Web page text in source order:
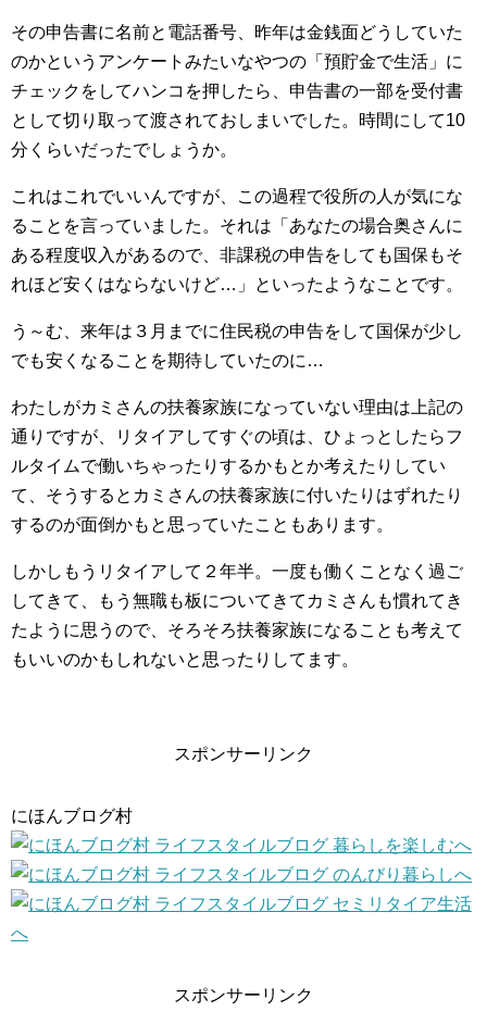
その申告書に名前と電話番号、昨年は金銭面どうしていた
のかというアンケートみたいなやつの「預貯金で生活」に
チェックをしてハンコを押したら、申告書の一部を受付書
として切り取って渡されておしまいでした。時間にして10
分くらいだったでしょうか。
これはこれでいいんですが、この過程で役所の人が気にな
ることを言っていました。それは「あなたの場合奥さんに
ある程度収入があるので、非課税の申告をしても国保もそ
れほど安くはならないけど…」といったようなことです。
う～む、来年は３月までに住民税の申告をして国保が少し
でも安くなることを期待していたのに…
わたしがカミさんの扶養家族になっていない理由は上記の
通りですが、リタイアしてすぐの頃は、ひょっとしたらフ
ルタイムで働いちゃったりするかもとか考えたりしてい
て、そうするとカミさんの扶養家族に付いたりはずれたり
するのが面倒かもと思っていたこともあります。
しかしもうリタイアして２年半。一度も働くことなく過ご
してきて、もう無職も板についてきてカミさんも慣れてき
たように思うので、そろそろ扶養家族になることも考えて
もいいのかもしれないと思ったりしてます。
スポンサーリンク
にほんブログ村
スポンサーリンク